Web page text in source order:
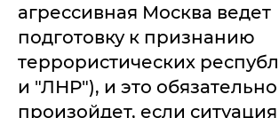
агрессивная Москва ведет
подготовку к признанию
террористических
и "ЛНР"), и это обязательно
произойдет, если